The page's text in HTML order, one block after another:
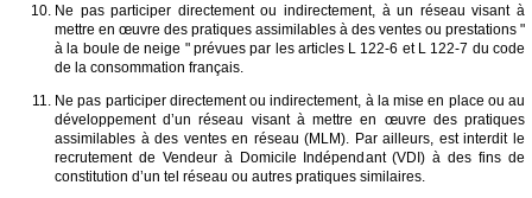
Ne pas participer directement ou indirectement, à un réseau visant à
mettre en œuvre des pratiques assimilables à des ventes ou prestations "
à la boule de neige " prévues par les articles L 122-6 et L 122-7 du code
de la consommation français.
Ne pas participer directement ou indirectement, à la mise en place ou au
développement d’un réseau visant à mettre en œuvre des pratiques
assimilables à des ventes en réseau (MLM). Par ailleurs, est interdit le
recrutement de Vendeur à Domicile Indépendant (VDI) à des fins de
constitution d’un tel réseau ou autres pratiques similaires.